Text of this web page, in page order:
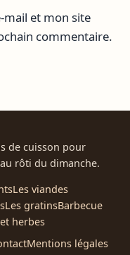
et mon site
commentaire.
de cuisson pour
rôti du dimanche.
Les viandes
Les gratinsBarbecue
herbes
Mentions légales